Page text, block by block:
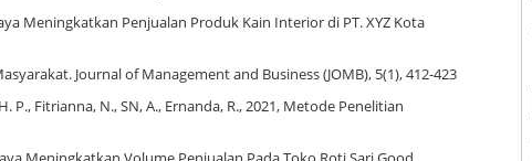
Meningkatkan Penjualan Produk Kain Interior di PT. XYZ Kota
Journal of Management and Business (JOMB), 5(1), 412-423
P., Fitrianna, N., SN, A., Ernanda, R., 2021, Metode Penelitian